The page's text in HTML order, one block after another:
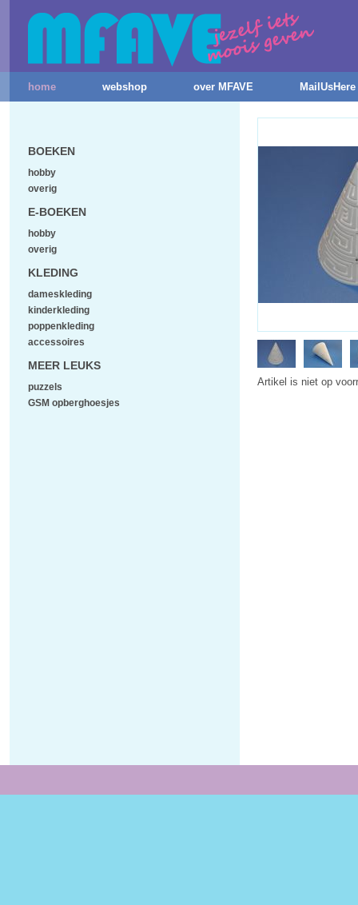
home webshop over MFAVE MailUsHere
Artikel is niet op
BOEKEN
hobby
overig
E-BOEKEN
hobby
overig
KLEDING
dameskleding
kinderkleding
poppenkleding
accessoires
MEER LEUKS
puzzels
GSM opberghoesjes